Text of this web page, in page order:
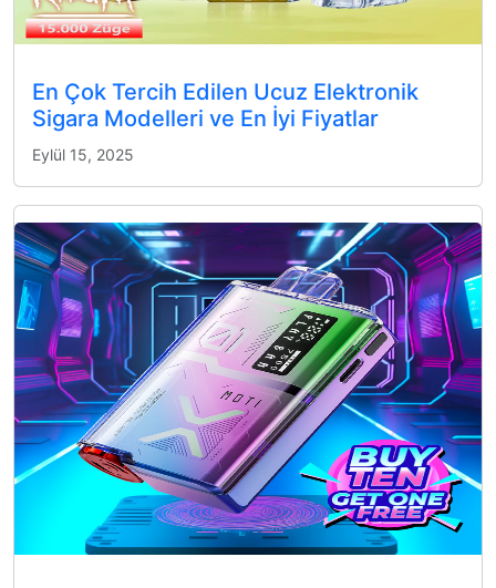
En Çok Tercih Edilen Ucuz Elektronik
Sigara Modelleri ve En İyi Fiyatlar
Eylül 15, 2025